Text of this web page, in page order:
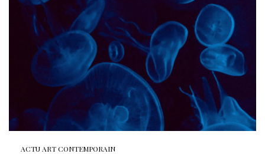
ACTU ART CONTEMPORAIN